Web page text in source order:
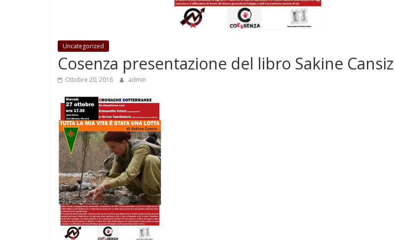
Uncategorized
Cosenza presentazione del libro Sakine Cansiz
Ottobre 20, 2016 admin